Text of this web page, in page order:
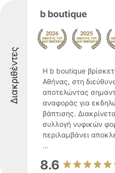
Διακριθέντες
b boutique
Η b boutique
Αθήνας, στη
αποτελώντας
αναφοράς για
βάπτισης.
συλλογή νυφικών
περιλαμβάνει
...
8.6